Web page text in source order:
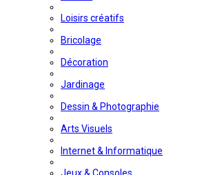
Loisirs créatifs
Bricolage
Décoration
Jardinage
Dessin & Photographie
Arts Visuels
Internet & Informatique